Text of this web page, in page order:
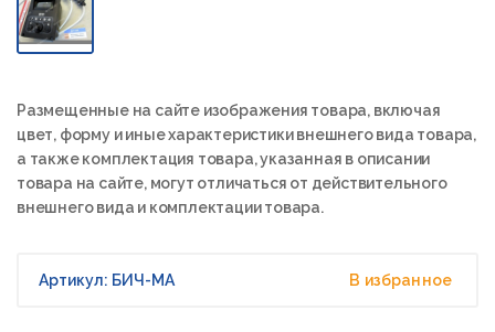
Размещенные на сайте изображения товара, включая
цвет, форму и иные характеристики внешнего вида товара,
а также комплектация товара, указанная в описании
товара на сайте, могут отличаться от действительного
внешнего вида и комплектации товара.
Артикул: БИЧ-МА В избранное